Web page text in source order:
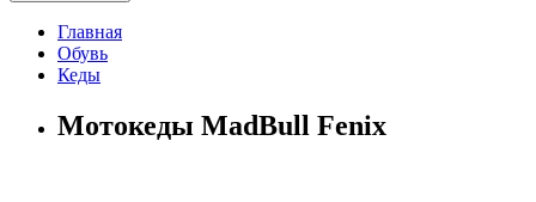
Главная
Обувь
Кеды
Мотокеды MadBull Fenix